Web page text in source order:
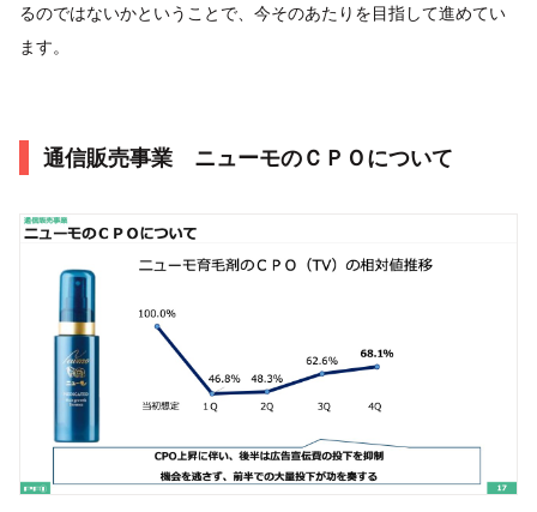
るのではないかということで、今そのあたりを目指して進めてい
ます。
通信販売事業 ニューモのＣＰＯについて